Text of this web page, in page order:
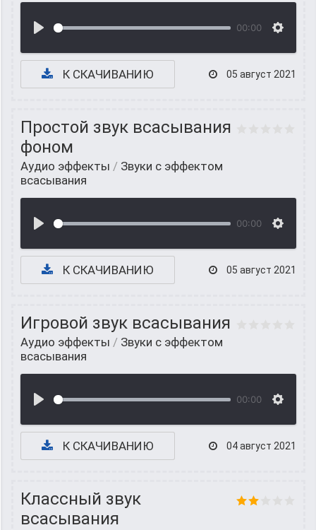
00:00
К СКАЧИВАНИЮ 05 август 2021
Простой звук всасывания
фоном
Аудио эффекты / Звуки с эффектом
всасывания
00:00
К СКАЧИВАНИЮ 05 август 2021
Игровой звук всасывания
Аудио эффекты / Звуки с эффектом
всасывания
00:00
К СКАЧИВАНИЮ 04 август 2021
Классный звук
всасывания